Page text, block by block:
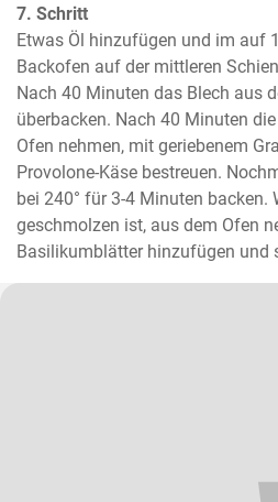
7. Schritt
Etwas Öl hinzufügen und im auf
Backofen auf der mittleren
Nach 40 Minuten das Blech aus
überbacken. Nach 40 Minuten
Ofen nehmen, mit geriebenem
Provolone-Käse bestreuen.
bei 240° für 3-4 Minuten backen.
geschmolzen ist, aus dem Ofen
Basilikumblätter hinzufügen und